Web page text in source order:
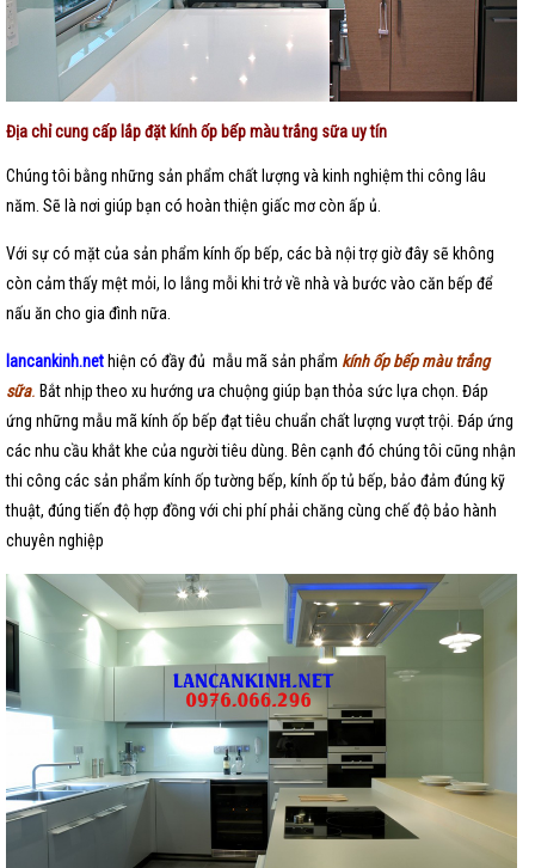
Địa chỉ cung cấp lắp đặt kính ốp bếp màu trắng sữa uy tín
Chúng tôi bằng những sản phẩm chất lượng và kinh nghiệm thi công lâu
năm. Sẽ là nơi giúp bạn có hoàn thiện giấc mơ còn ấp ủ.
Với sự có mặt của sản phẩm kính ốp bếp, các bà nội trợ giờ đây sẽ không
còn cảm thấy mệt mỏi, lo lắng mỗi khi trở về nhà và bước vào căn bếp để
nấu ăn cho gia đình nữa.
lancankinh.net hiện có đầy đủ mẫu mã sản phẩm kính ốp bếp màu trắng
sữa. Bắt nhịp theo xu hướng ưa chuộng giúp bạn thỏa sức lựa chọn. Đáp
ứng những mẫu mã kính ốp bếp đạt tiêu chuẩn chất lượng vượt trội. Đáp ứng
các nhu cầu khắt khe của người tiêu dùng. Bên cạnh đó chúng tôi cũng nhận
thi công các sản phẩm kính ốp tường bếp, kính ốp tủ bếp, bảo đảm đúng kỹ
thuật, đúng tiến độ hợp đồng với chi phí phải chăng cùng chế độ bảo hành
chuyên nghiệp